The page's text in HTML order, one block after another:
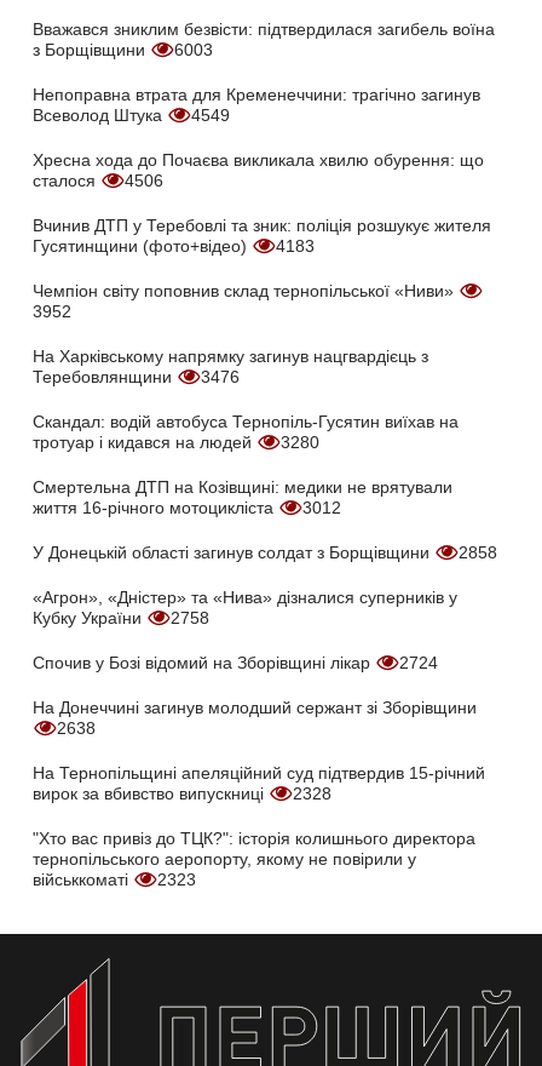
Вважався зниклим безвісти: підтвердилася загибель воїна
з Борщівщини
6003
Непоправна втрата для Кременеччини: трагічно загинув
Всеволод Штука
4549
Хресна хода до Почаєва викликала хвилю обурення: що
сталося
4506
Вчинив ДТП у Теребовлі та зник: поліція розшукує жителя
Гусятинщини (фото+відео)
4183
Чемпіон світу поповнив склад тернопільської «Ниви»
3952
На Харківському напрямку загинув нацгвардієць з
Теребовлянщини
3476
Скандал: водій автобуса Тернопіль-Гусятин виїхав на
тротуар і кидався на людей
3280
Смертельна ДТП на Козівщині: медики не врятували
життя 16-річного мотоцикліста
3012
У Донецькій області загинув солдат з Борщівщини 2858
«Агрон», «Дністер» та «Нива» дізналися суперників у
Кубку України
2758
Спочив у Бозі відомий на Зборівщині лікар 2724
На Донеччині загинув молодший сержант зі Зборівщини
2638
На Тернопільщині апеляційний суд підтвердив 15-річний
вирок за вбивство випускниці
2328
"Хто вас привіз до ТЦК?": історія колишнього директора
тернопільського аеропорту, якому не повірили у
військкоматі
2323